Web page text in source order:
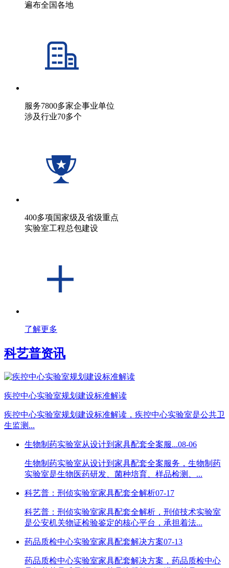
遍布全国各地
服务7800多家企事业单位
涉及行业70多个
400多项国家级及省级重点
实验室工程总包建设
了解更多
科艺普资讯
疾控中心实验室规划建设标准解读
疾控中心实验室规划建设标准解读，疾控中心实验室是公共卫
生监测...
生物制药实验室从设计到家具配套全案服...08-06
生物制药实验室从设计到家具配套全案服务，生物制药
实验室是生物医药研发、菌种培育、样品检测、...
科艺普：刑侦实验室家具配套全解析07-17
科艺普：刑侦实验室家具配套全解析，刑侦技术实验室
是公安机关物证检验鉴定的核心平台，承担着法...
药品质检中心实验室家具配套解决方案07-13
药品质检中心实验室家具配套解决方案，药品质检中心